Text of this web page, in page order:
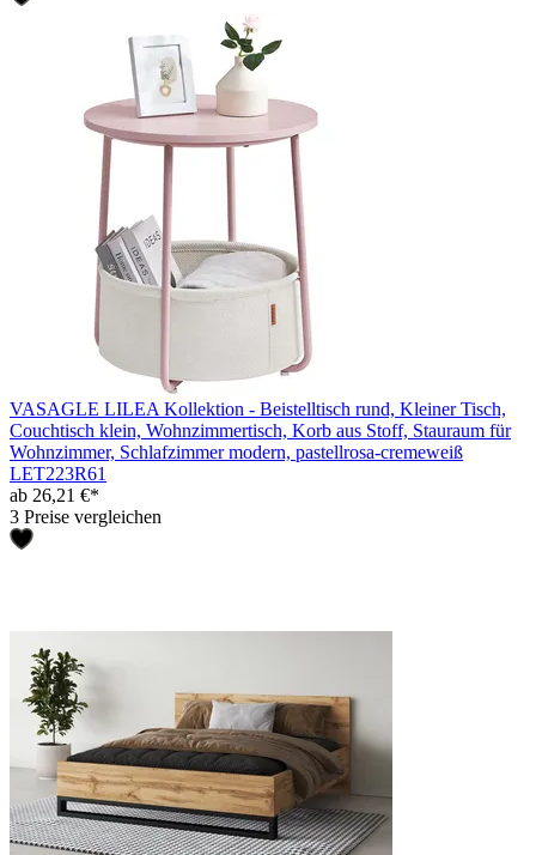
VASAGLE LILEA Kollektion - Beistelltisch rund, Kleiner Tisch,
Couchtisch klein, Wohnzimmertisch, Korb aus Stoff, Stauraum für
Wohnzimmer, Schlafzimmer modern, pastellrosa-cremeweiß
LET223R61
ab 26,21 €*
3 Preise vergleichen